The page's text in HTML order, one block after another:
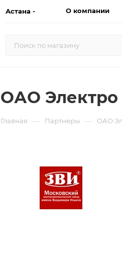
Астана О компании
ОАО
Главная — Партнеры — ОАО